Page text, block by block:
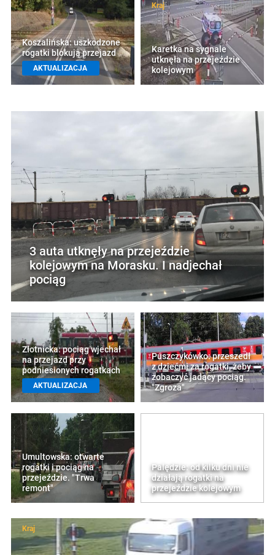
Koszalińska: uszkodzone
rogatki blokują przejazd
AKTUALIZACJA
Kraj
Karetka na sygnale
utknęła na przejeździe
kolejowym
3 auta utknęły na przejeździe
kolejowym na Morasku. I nadjechał
pociąg
Złotnicka: pociąg wjechał
na przejazd przy
podniesionych rogatkach
AKTUALIZACJA
Puszczykówko: przeszedł
z dziećmi za rogatki, żeby
zobaczyć jadący pociąg.
"Zgroza"
Umultowska: otwarte
rogatki i pociąg na
przejeździe. "Trwa
remont"
Palędzie: od kilku dni nie
działają rogatki na
przejeździe kolejowym
Kraj